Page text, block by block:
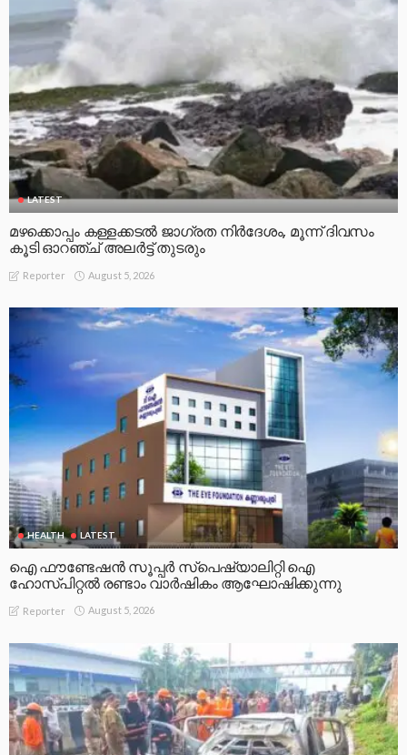
LATEST
മഴക്കൊപ്പം കള്ളക്കടൽ ജാഗ്രത നിർദേശം, മൂന്ന് ദിവസം
കൂടി ഓറഞ്ച് അലർട്ട് തുടരും
Reporter August 5, 2026
HEALTH LATEST
ഐ ഫൗണ്ടേഷൻ സൂപ്പർ സ്പെഷ്യാലിറ്റി ഐ
ഹോസ്പിറ്റൽ രണ്ടാം വാർഷികം ആഘോഷിക്കുന്നു
Reporter August 5, 2026